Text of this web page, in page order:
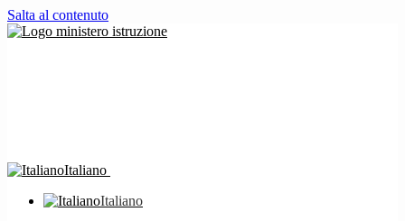
Salta al contenuto
Italiano
Italiano